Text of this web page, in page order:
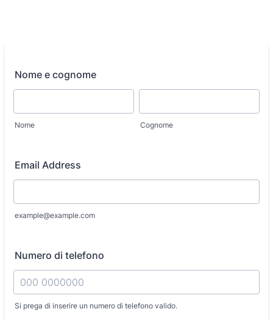
Nome e cognome
Nome Cognome
Email Address
example@example.com
Numero di telefono
Si prega di inserire un numero di telefono valido.